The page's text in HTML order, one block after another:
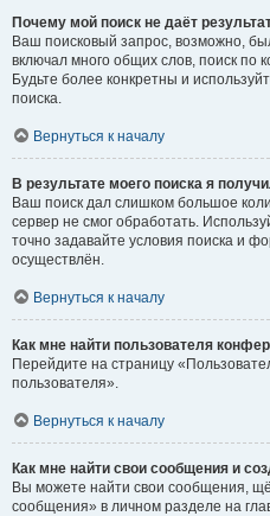
Почему мой поиск не даёт
Ваш поисковый запрос, возможно,
включал много общих слов, поиск по
Будьте более конкретны и
поиска.
Вернуться к началу
В результате моего поиска я
Ваш поиск дал слишком большое
сервер не смог обработать.
точно задавайте условия поиска и
осуществлён.
Вернуться к началу
Как мне найти пользователя
Перейдите на страницу
пользователя».
Вернуться к началу
Как мне найти свои сообщения и
Вы можете найти свои сообщения,
сообщения» в личном разделе на